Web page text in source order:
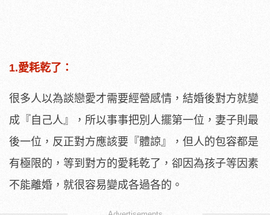
1.愛耗乾了：
很多人以為談戀愛才需要經營感情，結婚後對方就變
成『自己人』，所以事事把別人擺第一位，妻子則最
後一位，反正對方應該要『體諒』，但人的包容都是
有極限的，等到對方的愛耗乾了，卻因為孩子等因素
不能離婚，就很容易變成各過各的。